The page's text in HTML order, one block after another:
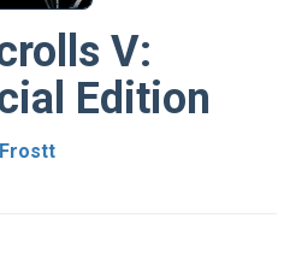
V:
Edition